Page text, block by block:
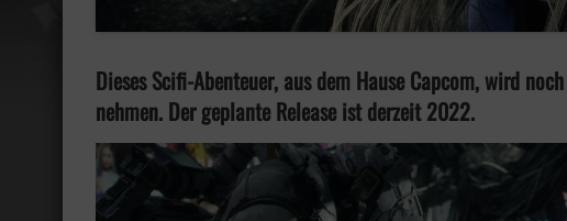
Dieses Scifi-Abenteuer, aus dem Hause Capcom, wird
nehmen. Der geplante Release ist derzeit 2022.